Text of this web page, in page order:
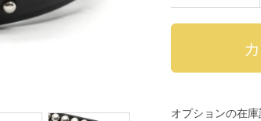
オプションの在庫